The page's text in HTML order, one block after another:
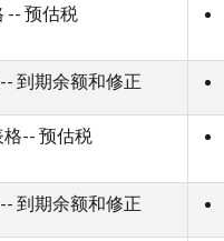
-- 预估税
到期余额和修正
格-- 预估税
到期余额和修正